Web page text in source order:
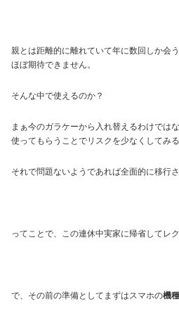
親とは距離的に離れていて年に数回しか会
ほぼ期待できません。
そんな中で使えるのか？
まぁ今のガラケーから入れ替えるわけでは
使ってもらうことでリスクを少なくしてみる
それで問題ないようであれば全面的に移行
ってことで、この連休中実家に帰省してレ
で、その前の準備としてまずはスマホの機